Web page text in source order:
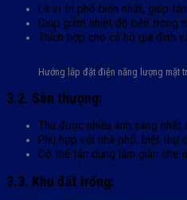
Là vị trí phổ biến nhất, giúp
Giúp giảm nhiệt độ bên trong
Thích hợp cho cả hộ gia đình
Hướng lắp đặt điện năng lượng mặt
3.2. Sân thượng:
Thu được nhiều ánh sáng
Phù hợp với nhà phố, biệt thự
Có thể tận dụng làm giàn che
3.3. Khu đất trống: